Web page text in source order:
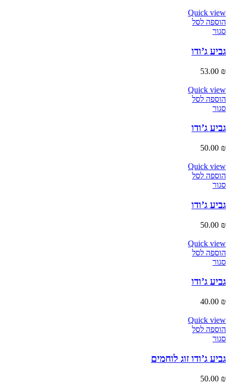
Quick view
הוספה לסל
סגור
גביע ג’ודו
53.00 ₪
Quick view
הוספה לסל
סגור
גביע ג’ודו
50.00 ₪
Quick view
הוספה לסל
סגור
גביע ג’ודו
50.00 ₪
Quick view
הוספה לסל
סגור
גביע ג’ודו
40.00 ₪
Quick view
הוספה לסל
סגור
גביע ג’ודו זוג לוחמים
50.00 ₪